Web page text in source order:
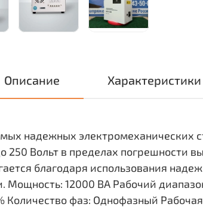
Описание Характеристики
надежных электромеханических
250 Вольт в пределах погрешности
благодаря использования
12000 ВА Рабочий
Количество фаз: Однофазный